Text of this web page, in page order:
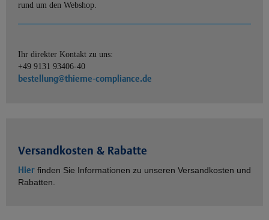
rund um den Webshop.
Ihr direkter Kontakt zu uns:
+49 9131 93406-40
bestellung@thieme-compliance.de
Versandkosten & Rabatte
Hier finden Sie Informationen zu unseren Versandkosten und
Rabatten.